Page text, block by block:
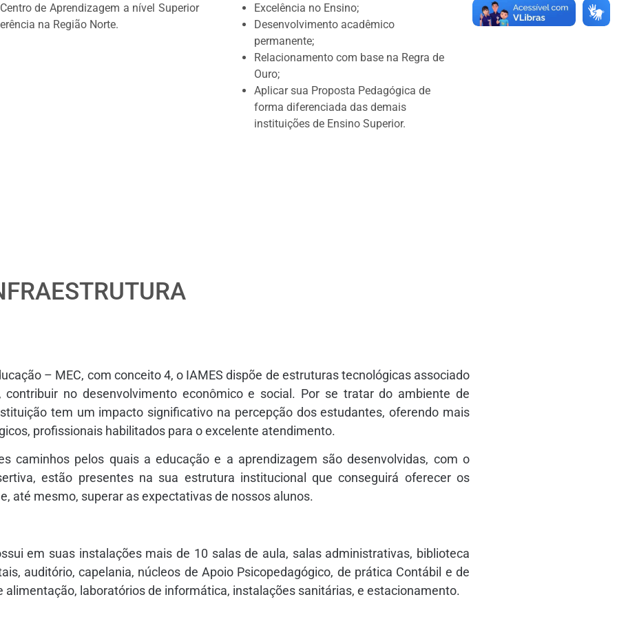
de Aprendizagem a nível Superior
na Região Norte.
Excelência no Ensino;
Desenvolvimento acadêmico
permanente;
Relacionamento com base na Regra de
Ouro;
Aplicar sua Proposta Pedagógica de
forma diferenciada das demais
instituições de Ensino Superior.
– MEC, com conceito 4, o IAMES dispõe de estruturas tecnológicas associado
no desenvolvimento econômico e social. Por se tratar do ambiente de
tem um impacto significativo na percepção dos estudantes, oferendo mais
profissionais habilitados para o excelente atendimento.
caminhos pelos quais a educação e a aprendizagem são desenvolvidas, com o
estão presentes na sua estrutura institucional que conseguirá oferecer os
até mesmo, superar as expectativas de nossos alunos.
em suas instalações mais de 10 salas de aula, salas administrativas, biblioteca
auditório, capelania, núcleos de Apoio Psicopedagógico, de prática Contábil e de
laboratórios de informática, instalações sanitárias, e estacionamento.